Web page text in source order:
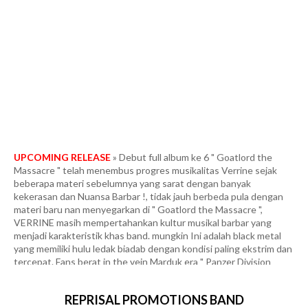
beberapa materi sebelumnya yang sarat dengan banyak
kekerasan dan Nuansa Barbar !, tidak jauh berbeda pula dengan
materi baru nan menyegarkan di " Goatlord the Massacre ",
VERRINE masih mempertahankan kultur musikal barbar yang
menjadi karakteristik khas band. mungkin Ini adalah black metal
yang memiliki hulu ledak biadab dengan kondisi paling ekstrim dan
tercepat. Fans berat in the vein Marduk era " Panzer Division
Marduk ", yang dipadukan dengan segala intensitas tanpa ampun
ala Infernal War era " Terrorfront ", Frozen Shadows, Angelcorpse
minutes of some of the most heinous and blasphemous black
REPRISAL PROMOTIONS BAND